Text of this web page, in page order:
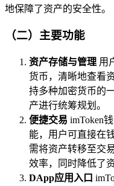
地保障了资产的安全性。
（二）主要功能
资产存储与管理 用
货币，清晰地查看
持多种加密货币的
产进行统筹规划。
便捷交易 imToken
能，用户可直接在
需将资产转移至交
效率，同时降低了
DApp应用入口